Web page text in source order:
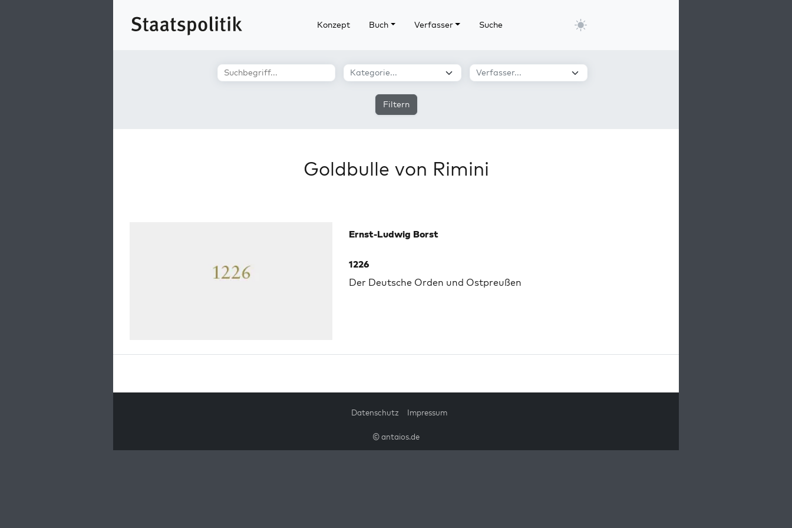
Konzept Buch Verfasser Suche
Filtern
Goldbulle von Rimini
Ernst-Ludwig Borst
1226
Der Deutsche Orden und Ostpreußen
Datenschutz Impressum
© antaios.de